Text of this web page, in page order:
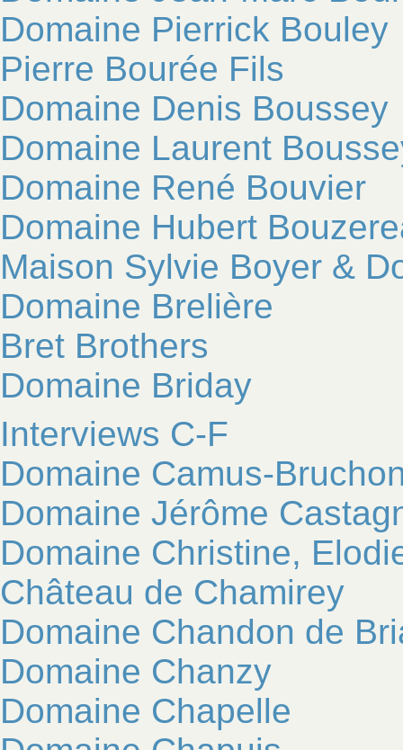
Domaine Pierrick Bouley
Pierre Bourée Fils
Domaine Denis Boussey
Domaine Laurent
Domaine René Bouvier
Domaine Hubert
Maison Sylvie Boyer &
Domaine Brelière
Bret Brothers
Domaine Briday
Interviews C-F
Domaine Camus-
Domaine Jérôme
Domaine Christine,
Château de Chamirey
Domaine Chandon de
Domaine Chanzy
Domaine Chapelle